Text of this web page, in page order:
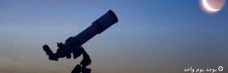
الديماسي
تتوج
تحتيوجد يوم واحد